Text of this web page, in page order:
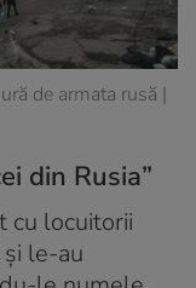
de armata rusă |
din Rusia”
cu locuitorii
le-au